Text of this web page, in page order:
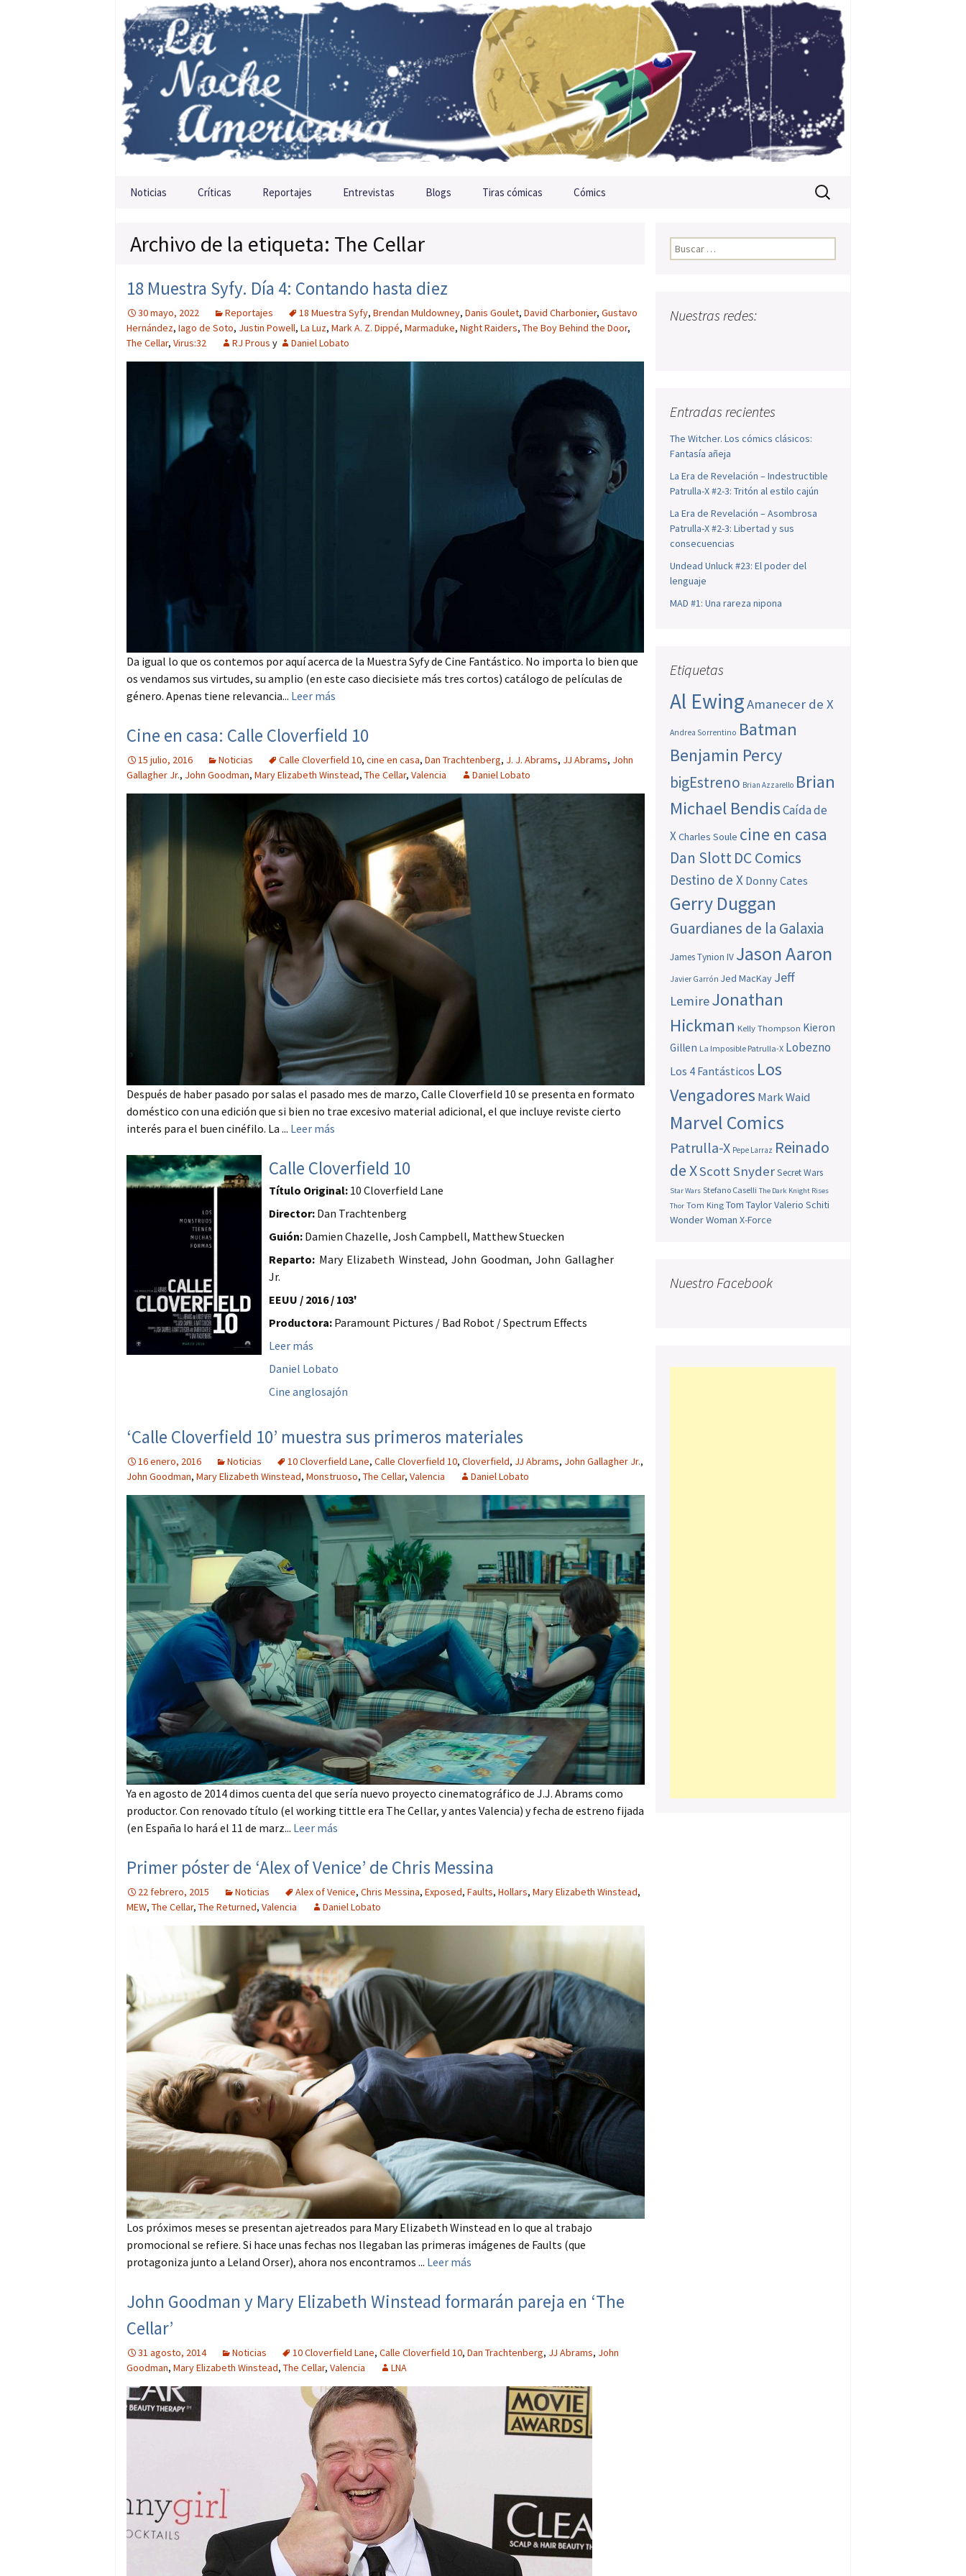
Saltar al contenido
Noticias Críticas Reportajes Entrevistas Blogs Tiras cómicas Cómics Buscar:
Archivo de la etiqueta: The Cellar
18 Muestra Syfy. Día 4: Contando hasta diez
30 mayo, 2022 Reportajes 18 Muestra Syfy, Brendan Muldowney, Danis Goulet, David Charbonier, Gustavo
Hernández, Iago de Soto, Justin Powell, La Luz, Mark A. Z. Dippé, Marmaduke, Night Raiders, The Boy Behind the Door,
The Cellar, Virus:32 RJ Prous y Daniel Lobato
Da igual lo que os contemos por aquí acerca de la Muestra Syfy de Cine Fantástico. No importa lo bien que
os vendamos sus virtudes, su amplio (en este caso diecisiete más tres cortos) catálogo de películas de
género. Apenas tiene relevancia... Leer más
Cine en casa: Calle Cloverfield 10
15 julio, 2016 Noticias Calle Cloverfield 10, cine en casa, Dan Trachtenberg, J. J. Abrams, JJ Abrams, John
Gallagher Jr., John Goodman, Mary Elizabeth Winstead, The Cellar, Valencia Daniel Lobato
Después de haber pasado por salas el pasado mes de marzo, Calle Cloverfield 10 se presenta en formato
doméstico con una edición que si bien no trae excesivo material adicional, el que incluye reviste cierto
interés para el buen cinéfilo. La ... Leer más
Calle Cloverfield 10
Título Original: 10 Cloverfield Lane
Director: Dan Trachtenberg
Guión: Damien Chazelle, Josh Campbell, Matthew Stuecken
Reparto: Mary Elizabeth Winstead, John Goodman, John Gallagher
Jr.
EEUU / 2016 / 103'
Productora: Paramount Pictures / Bad Robot / Spectrum Effects
Leer más
Daniel Lobato
Cine anglosajón
‘Calle Cloverfield 10’ muestra sus primeros materiales
16 enero, 2016 Noticias 10 Cloverfield Lane, Calle Cloverfield 10, Cloverfield, JJ Abrams, John Gallagher Jr.,
John Goodman, Mary Elizabeth Winstead, Monstruoso, The Cellar, Valencia Daniel Lobato
Ya en agosto de 2014 dimos cuenta del que sería nuevo proyecto cinematográfico de J.J. Abrams como
productor. Con renovado título (el working tittle era The Cellar, y antes Valencia) y fecha de estreno fijada
(en España lo hará el 11 de marz... Leer más
Primer póster de ‘Alex of Venice’ de Chris Messina
22 febrero, 2015 Noticias Alex of Venice, Chris Messina, Exposed, Faults, Hollars, Mary Elizabeth Winstead,
MEW, The Cellar, The Returned, Valencia Daniel Lobato
Los próximos meses se presentan ajetreados para Mary Elizabeth Winstead en lo que al trabajo
promocional se refiere. Si hace unas fechas nos llegaban las primeras imágenes de Faults (que
protagoniza junto a Leland Orser), ahora nos encontramos ... Leer más
John Goodman y Mary Elizabeth Winstead formarán pareja en ‘The
Cellar’
31 agosto, 2014 Noticias 10 Cloverfield Lane, Calle Cloverfield 10, Dan Trachtenberg, JJ Abrams, John
Goodman, Mary Elizabeth Winstead, The Cellar, Valencia LNA
Buscar:
Nuestras redes:
Entradas recientes
The Witcher. Los cómics clásicos:
Fantasía añeja
La Era de Revelación – Indestructible
Patrulla-X #2-3: Tritón al estilo cajún
La Era de Revelación – Asombrosa
Patrulla-X #2-3: Libertad y sus
consecuencias
Undead Unluck #23: El poder del
lenguaje
MAD #1: Una rareza nipona
Etiquetas
Al EwingAmanecer de X
Andrea Sorrentino Batman
Benjamin Percy
bigEstreno Brian Azzarello Brian
Michael BendisCaída de
XCharles Soule cine en casa
Dan SlottDC Comics
Destino de X Donny Cates
Gerry Duggan
Guardianes de la Galaxia
James Tynion IV Jason Aaron
Javier Garrón Jed MacKay Jeff
LemireJonathan
Hickman Kelly Thompson Kieron
Gillen La Imposible Patrulla-X Lobezno
Los 4 Fantásticos Los
Vengadores Mark Waid
Marvel Comics
Patrulla-X Pepe Larraz Reinado
de XScott SnyderSecret Wars
Star Wars Stefano Caselli The Dark Knight Rises
Thor Tom King Tom TaylorValerio Schiti
Wonder Woman X-Force
Nuestro Facebook